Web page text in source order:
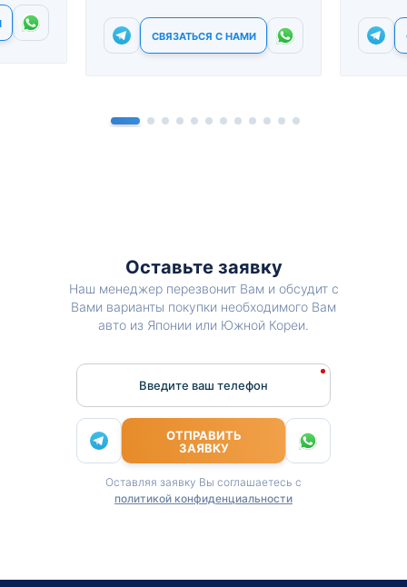
СВЯЗАТЬСЯ С НАМИ
Оставьте заявку
Наш менеджер перезвонит Вам и обсудит с
Вами варианты покупки необходимого Вам
авто из Японии или Южной Кореи.
Введите ваш телефон
ОТПРАВИТЬ
ЗАЯВКУ
Оставляя заявку Вы соглашаетесь с
политикой конфиденциальности